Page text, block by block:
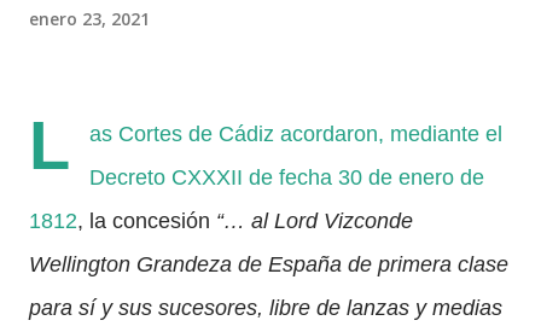
enero 23, 2021
L
as Cortes de Cádiz acordaron, mediante el
Decreto CXXXII de fecha 30 de enero de
1812, la concesión “… al Lord Vizconde
Wellington Grandeza de España de primera clase
para sí y sus sucesores, libre de lanzas y medias